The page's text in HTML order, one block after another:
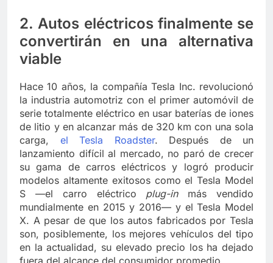
2. Autos eléctricos finalmente se
convertirán en una alternativa
viable
Hace 10 años, la compañía Tesla Inc. revolucionó
la industria automotriz con el primer automóvil de
serie totalmente eléctrico en usar baterías de iones
de litio y en alcanzar más de 320 km con una sola
carga, el Tesla Roadster. Después de un
lanzamiento difícil al mercado, no paró de crecer
su gama de carros eléctricos y logró producir
modelos altamente exitosos como el Tesla Model
S —el carro eléctrico plug-inmás vendido
mundialmente en 2015 y 2016— y el Tesla Model
X. A pesar de que los autos fabricados por Tesla
son, posiblemente, los mejores vehículos del tipo
en la actualidad, su elevado precio los ha dejado
fuera del alcance del consumidor promedio.